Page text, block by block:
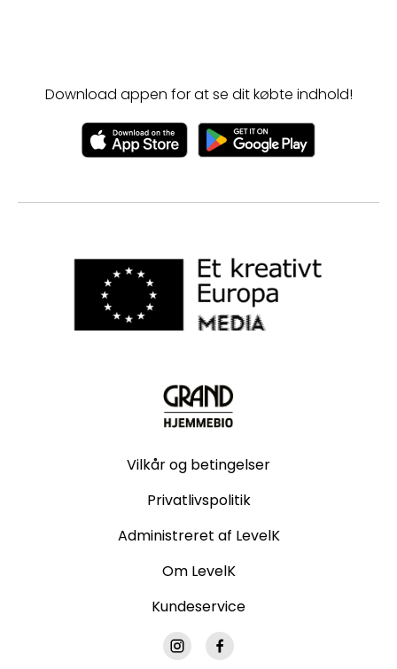
Download appen for at se dit købte indhold!
Vilkår og betingelser
Privatlivspolitik
Administreret af LevelK
Om LevelK
Kundeservice